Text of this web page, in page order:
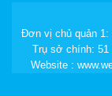
Đơn vị chủ quản 1:
Trụ sở chính: 51
Website :